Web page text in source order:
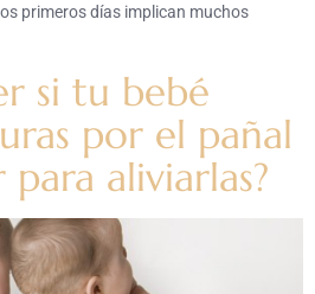
primeros días implican muchos
si tu bebé
por el pañal
aliviarlas?